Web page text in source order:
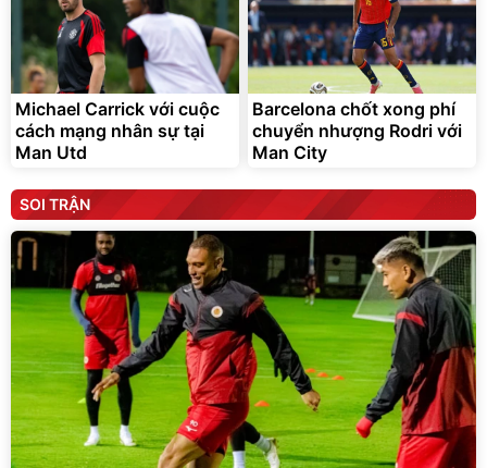
Michael Carrick với cuộc
cách mạng nhân sự tại
Man Utd
Barcelona chốt xong phí
chuyển nhượng Rodri với
Man City
SOI TRẬN